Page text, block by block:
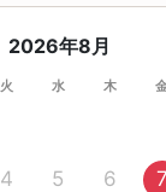
2026年8月
火 水 木
4 5 6 7